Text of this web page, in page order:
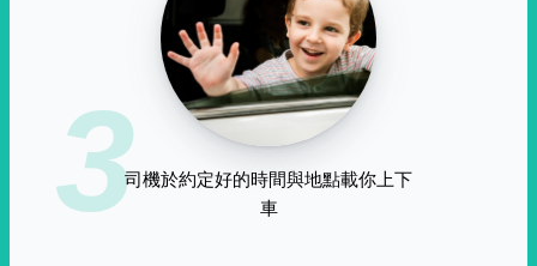
3司機於約定好的時間與地點載你上下
車